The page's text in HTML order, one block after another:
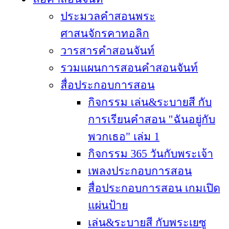
ประมวลคำสอนพระ
ศาสนจักรคาทอลิก
วารสารคำสอนจันท์
รวมแผนการสอนคำสอนจันท์
สื่อประกอบการสอน
กิจกรรม เล่น&ระบายสี กับ
การเรียนคำสอน "ฉันอยู่กับ
พวกเธอ" เล่ม 1
กิจกรรม 365 วันกับพระเจ้า
เพลงประกอบการสอน
สื่อประกอบการสอน เกมเปิด
แผ่นป้าย
เล่น&ระบายสี กับพระเยซู